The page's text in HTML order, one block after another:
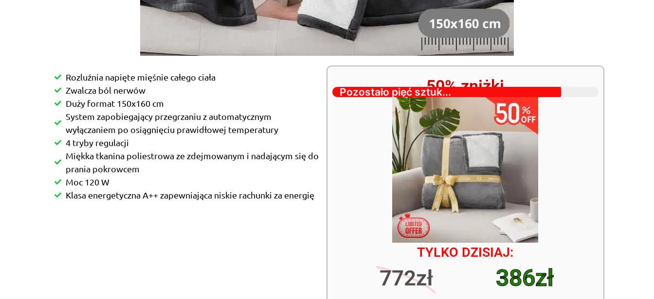
Rozluźnia napięte mięśnie całego ciała
Zwalcza ból nerwów
Duży format 150x160 cm
System zapobiegający przegrzaniu z automatycznym
wyłączaniem po osiągnięciu prawidłowej temperatury
4 tryby regulacji
Miękka tkanina poliestrowa ze zdejmowanym i nadającym się do
prania pokrowcem
Moc 120 W
Klasa energetyczna A++ zapewniająca niskie rachunki za energię
50% zniżki
Pozostało pięć sztuk...
TYLKO DZISIAJ:
772zł 386zł